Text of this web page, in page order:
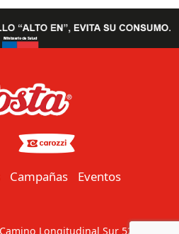
Campañas
Eventos
Camino Longitudinal Sur 5201